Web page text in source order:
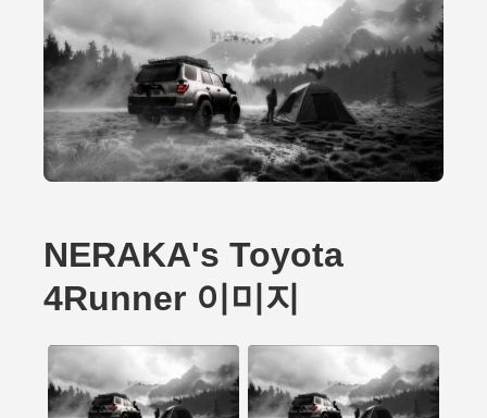
NERAKA's Toyota
4Runner 이미지